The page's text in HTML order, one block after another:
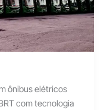
ônibus elétricos
com tecnologia